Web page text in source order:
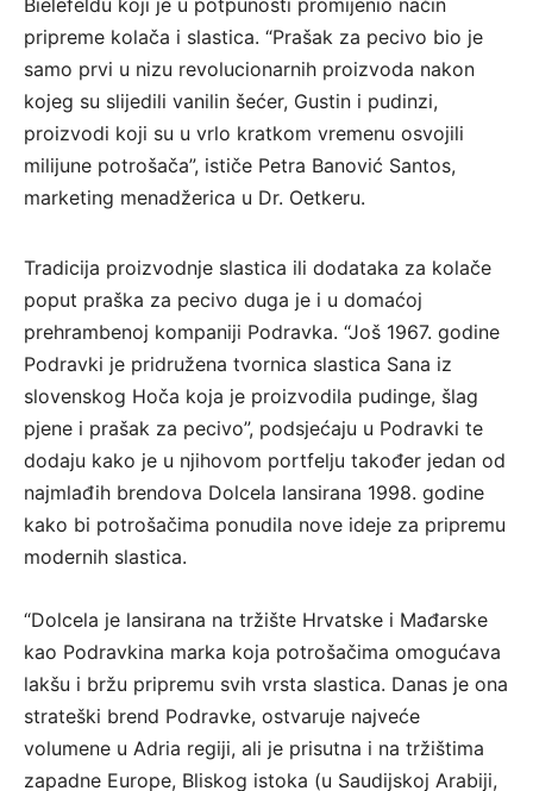
Bielefeldu koji je u potpunosti promijenio način
pripreme kolača i slastica. “Prašak za pecivo bio je
samo prvi u nizu revolucionarnih proizvoda nakon
kojeg su slijedili vanilin šećer, Gustin i pudinzi,
proizvodi koji su u vrlo kratkom vremenu osvojili
milijune potrošača”, ističe Petra Banović Santos,
marketing menadžerica u Dr. Oetkeru.
Tradicija proizvodnje slastica ili dodataka za kolače
poput praška za pecivo duga je i u domaćoj
prehrambenoj kompaniji Podravka. “Još 1967. godine
Podravki je pridružena tvornica slastica Sana iz
slovenskog Hoča koja je proizvodila pudinge, šlag
pjene i prašak za pecivo”, podsjećaju u Podravki te
dodaju kako je u njihovom portfelju također jedan od
najmlađih brendova Dolcela lansirana 1998. godine
kako bi potrošačima ponudila nove ideje za pripremu
modernih slastica.
“Dolcela je lansirana na tržište Hrvatske i Mađarske
kao Podravkina marka koja potrošačima omogućava
lakšu i bržu pripremu svih vrsta slastica. Danas je ona
strateški brend Podravke, ostvaruje najveće
volumene u Adria regiji, ali je prisutna i na tržištima
zapadne Europe, Bliskog istoka (u Saudijskoj Arabiji,